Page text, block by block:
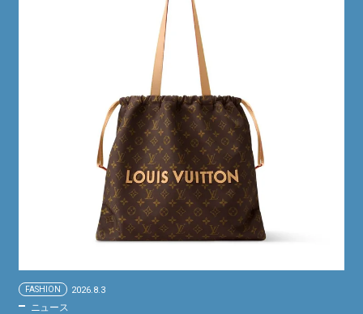
FASHION 2026.8.3
ニュース